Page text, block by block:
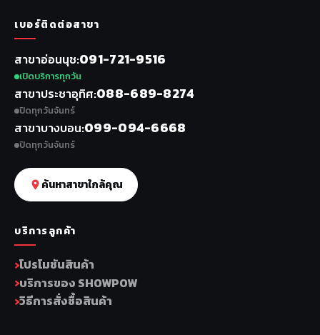
เบอร์ติดต่อสาขา
สาขาอ่อนนุช 091-721-9516
เปิดบริการทุกวัน
สาขาประชาอุทิศ 088-689-8274
ปิดทุกวันจันทร์
สาขาบางบอน 099-094-6668
ปิดทุกวันจันทร์
ค้นหาสาขาใกล้คุณ
บริการลูกค้า
โปรโมชันสินค้า
บริการของ SHOWPOW
วิธีการสั่งซื้อสินค้า